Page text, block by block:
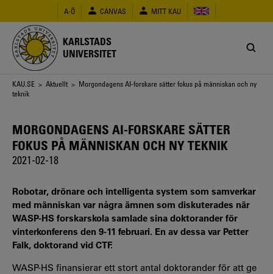
huvudinnehåll
A-Ö CANVAS MITT KAU
KARLSTADS
UNIVERSITET
Länkstig
KAU.SE > Aktuellt > Morgondagens AI-forskare sätter fokus på människan och ny
teknik
MORGONDAGENS AI-FORSKARE SÄTTER
FOKUS PÅ MÄNNISKAN OCH NY TEKNIK
2021-02-18
Robotar, drönare och intelligenta system som samverkar
med människan var några ämnen som diskuterades när
WASP-HS forskarskola samlade sina doktorander för
vinterkonferens den 9-11 februari. En av dessa var Petter
Falk, doktorand vid CTF.
WASP-HS finansierar ett stort antal doktorander för att ge